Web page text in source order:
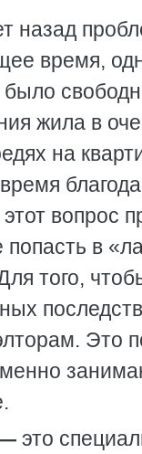
назад
время,
жила в
на
вопрос
в
того,
Это
это